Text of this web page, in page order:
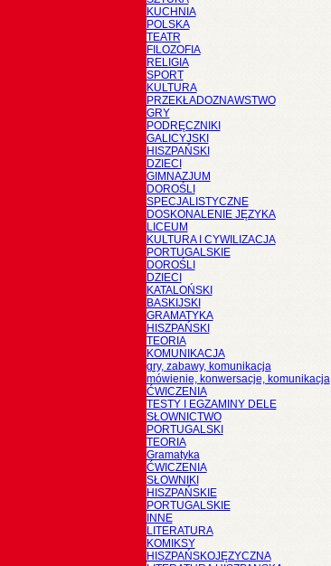
KUCHNIA
POLSKA
TEATR
FILOZOFIA
RELIGIA
SPORT
KULTURA
PRZEKŁADOZNAWSTWO
GRY
PODRĘCZNIKI
GALICYJSKI
HISZPAŃSKI
DZIECI
GIMNAZJUM
DOROŚLI
SPECJALISTYCZNE
DOSKONALENIE JĘZYKA
LICEUM
KULTURA I CYWILIZACJA
PORTUGALSKIE
DOROŚLI
DZIECI
KATALOŃSKI
BASKIJSKI
GRAMATYKA
HISZPAŃSKI
TEORIA
KOMUNIKACJA
gry, zabawy, komunikacja
mówienie, konwersacje, komunikacja
ĆWICZENIA
TESTY I EGZAMINY DELE
SŁOWNICTWO
PORTUGALSKI
TEORIA
Gramatyka
ĆWICZENIA
SŁOWNIKI
HISZPAŃSKIE
PORTUGALSKIE
INNE
LITERATURA
KOMIKSY
HISZPAŃSKOJĘZYCZNA